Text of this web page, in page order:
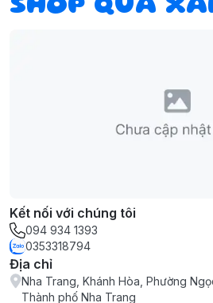
SHOP QUÀ
Kết nối với chúng tôi
094 934 1393
0353318794
Địa chỉ
Nha Trang, Khánh Hòa, Phường
Thành phố Nha Trang